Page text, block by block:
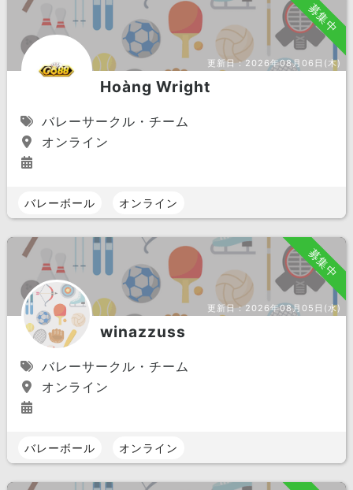
募集中
更新日：2026年08月06日(木)
Hoàng Wright
バレーサークル・チーム
オンライン
バレーボール オンライン
募集中
更新日：2026年08月05日(水)
winazzuss
バレーサークル・チーム
オンライン
バレーボール オンライン